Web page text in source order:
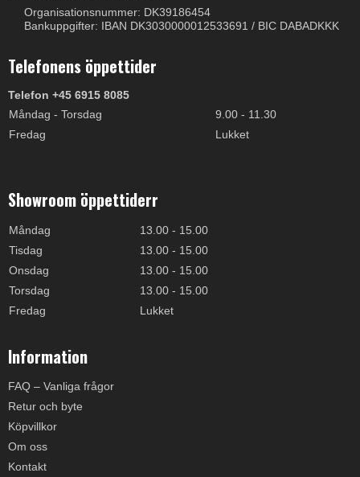
Organisationsnummer: DK39186454
Bankuppgifter: IBAN DK3030000012533691 / BIC DABADKKK
Telefonens öppettider
Telefon +45 6915 8085
Måndag - Torsdag
9.00 - 11.30
Fredag
Lukket
Showroom öppettiderr
Måndag
13.00 - 15.00
Tisdag
13.00 - 15.00
Onsdag
13.00 - 15.00
Torsdag
13.00 - 15.00
Fredag
Lukket
Information
FAQ – Vanliga frågor
Retur och byte
Köpvillkor
Om oss
Kontakt